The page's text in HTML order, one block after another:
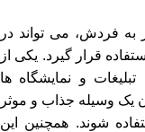
فردش، می تواند در
قرار گیرد. یکی از
و نمایشگاه ها
یک وسیله جذاب و موثر
شوند. همچنین این